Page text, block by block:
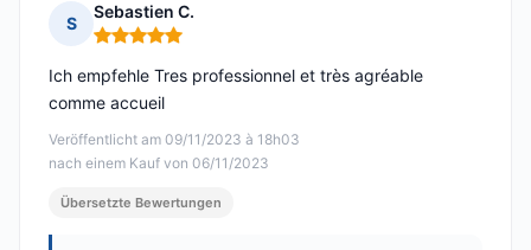
S
Sebastien C.
Hinweis: 5 von 5
Veröffentlicht am 09/11/2023 à 18h03
nach einem Kauf von 06/11/2023
Ich empfehle Tres professionnel et très agréable
comme accueil
Übersetzte Bewertungen